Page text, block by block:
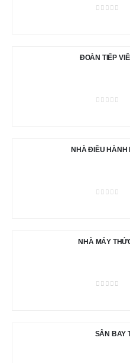
ĐOÀN TIẾP
NHÀ ĐIỀU HÀNH
NHÀ MÁY
SÂN BAY